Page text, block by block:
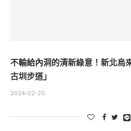
不輸給內洞的清新綠意！新北烏
古圳步道」
2024-02-20